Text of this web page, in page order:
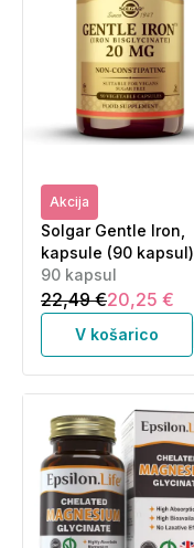
Akcija
Solgar Gentle Iron,
kapsule (90 kapsul)
90 kapsul
22,49 €20,25 €
V košarico